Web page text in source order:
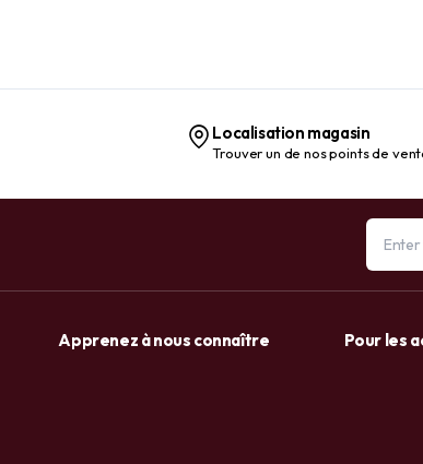
Localisation magasin
Trouver un de nos points de
Apprenez à nous connaître Pour les